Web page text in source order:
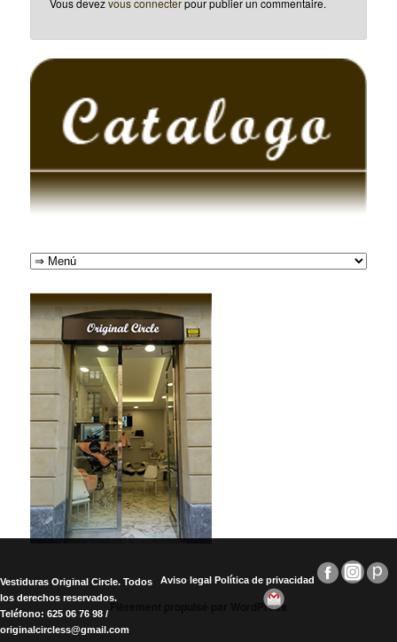
Vous devezvous connecterpour publier un commentaire.
Fièrement propulsé par WordPress
Vestiduras Original Circle. Todos
los derechos reservados.
Teléfono: 625 06 76 98 /
originalcircless@gmail.com
Aviso legal Política de privacidad